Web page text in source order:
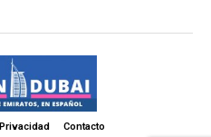
Privacidad Contacto